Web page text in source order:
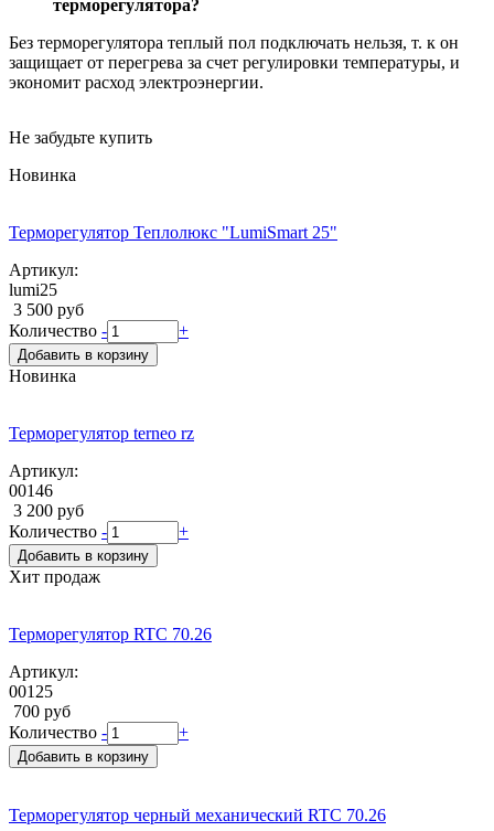
терморегулятора?
Без терморегулятора теплый пол подключать нельзя, т. к он
защищает от перегрева за счет регулировки температуры, и
экономит расход электроэнергии.
Не забудьте купить
Новинка
Терморегулятор Теплолюкс "LumiSmart 25"
Артикул:
lumi25
3 500 руб
Количество - +
Добавить в корзину
Новинка
Терморегулятор terneo rz
Артикул:
00146
3 200 руб
Количество - +
Добавить в корзину
Хит продаж
Терморегулятор RTC 70.26
Артикул:
00125
700 руб
Количество - +
Добавить в корзину
Терморегулятор черный механический RTC 70.26